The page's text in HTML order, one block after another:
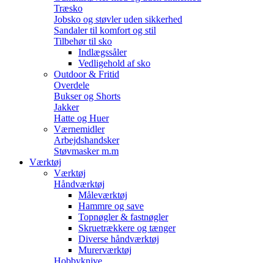
Træsko
Jobsko og støvler uden sikkerhed
Sandaler til komfort og stil
Tilbehør til sko
Indlægssåler
Vedligehold af sko
Outdoor & Fritid
Overdele
Bukser og Shorts
Jakker
Hatte og Huer
Værnemidler
Arbejdshandsker
Støvmasker m.m
Værktøj
Værktøj
Håndværktøj
Måleværktøj
Hammre og save
Topnøgler & fastnøgler
Skruetrækkere og tænger
Diverse håndværktøj
Murerværktøj
Hobbyknive